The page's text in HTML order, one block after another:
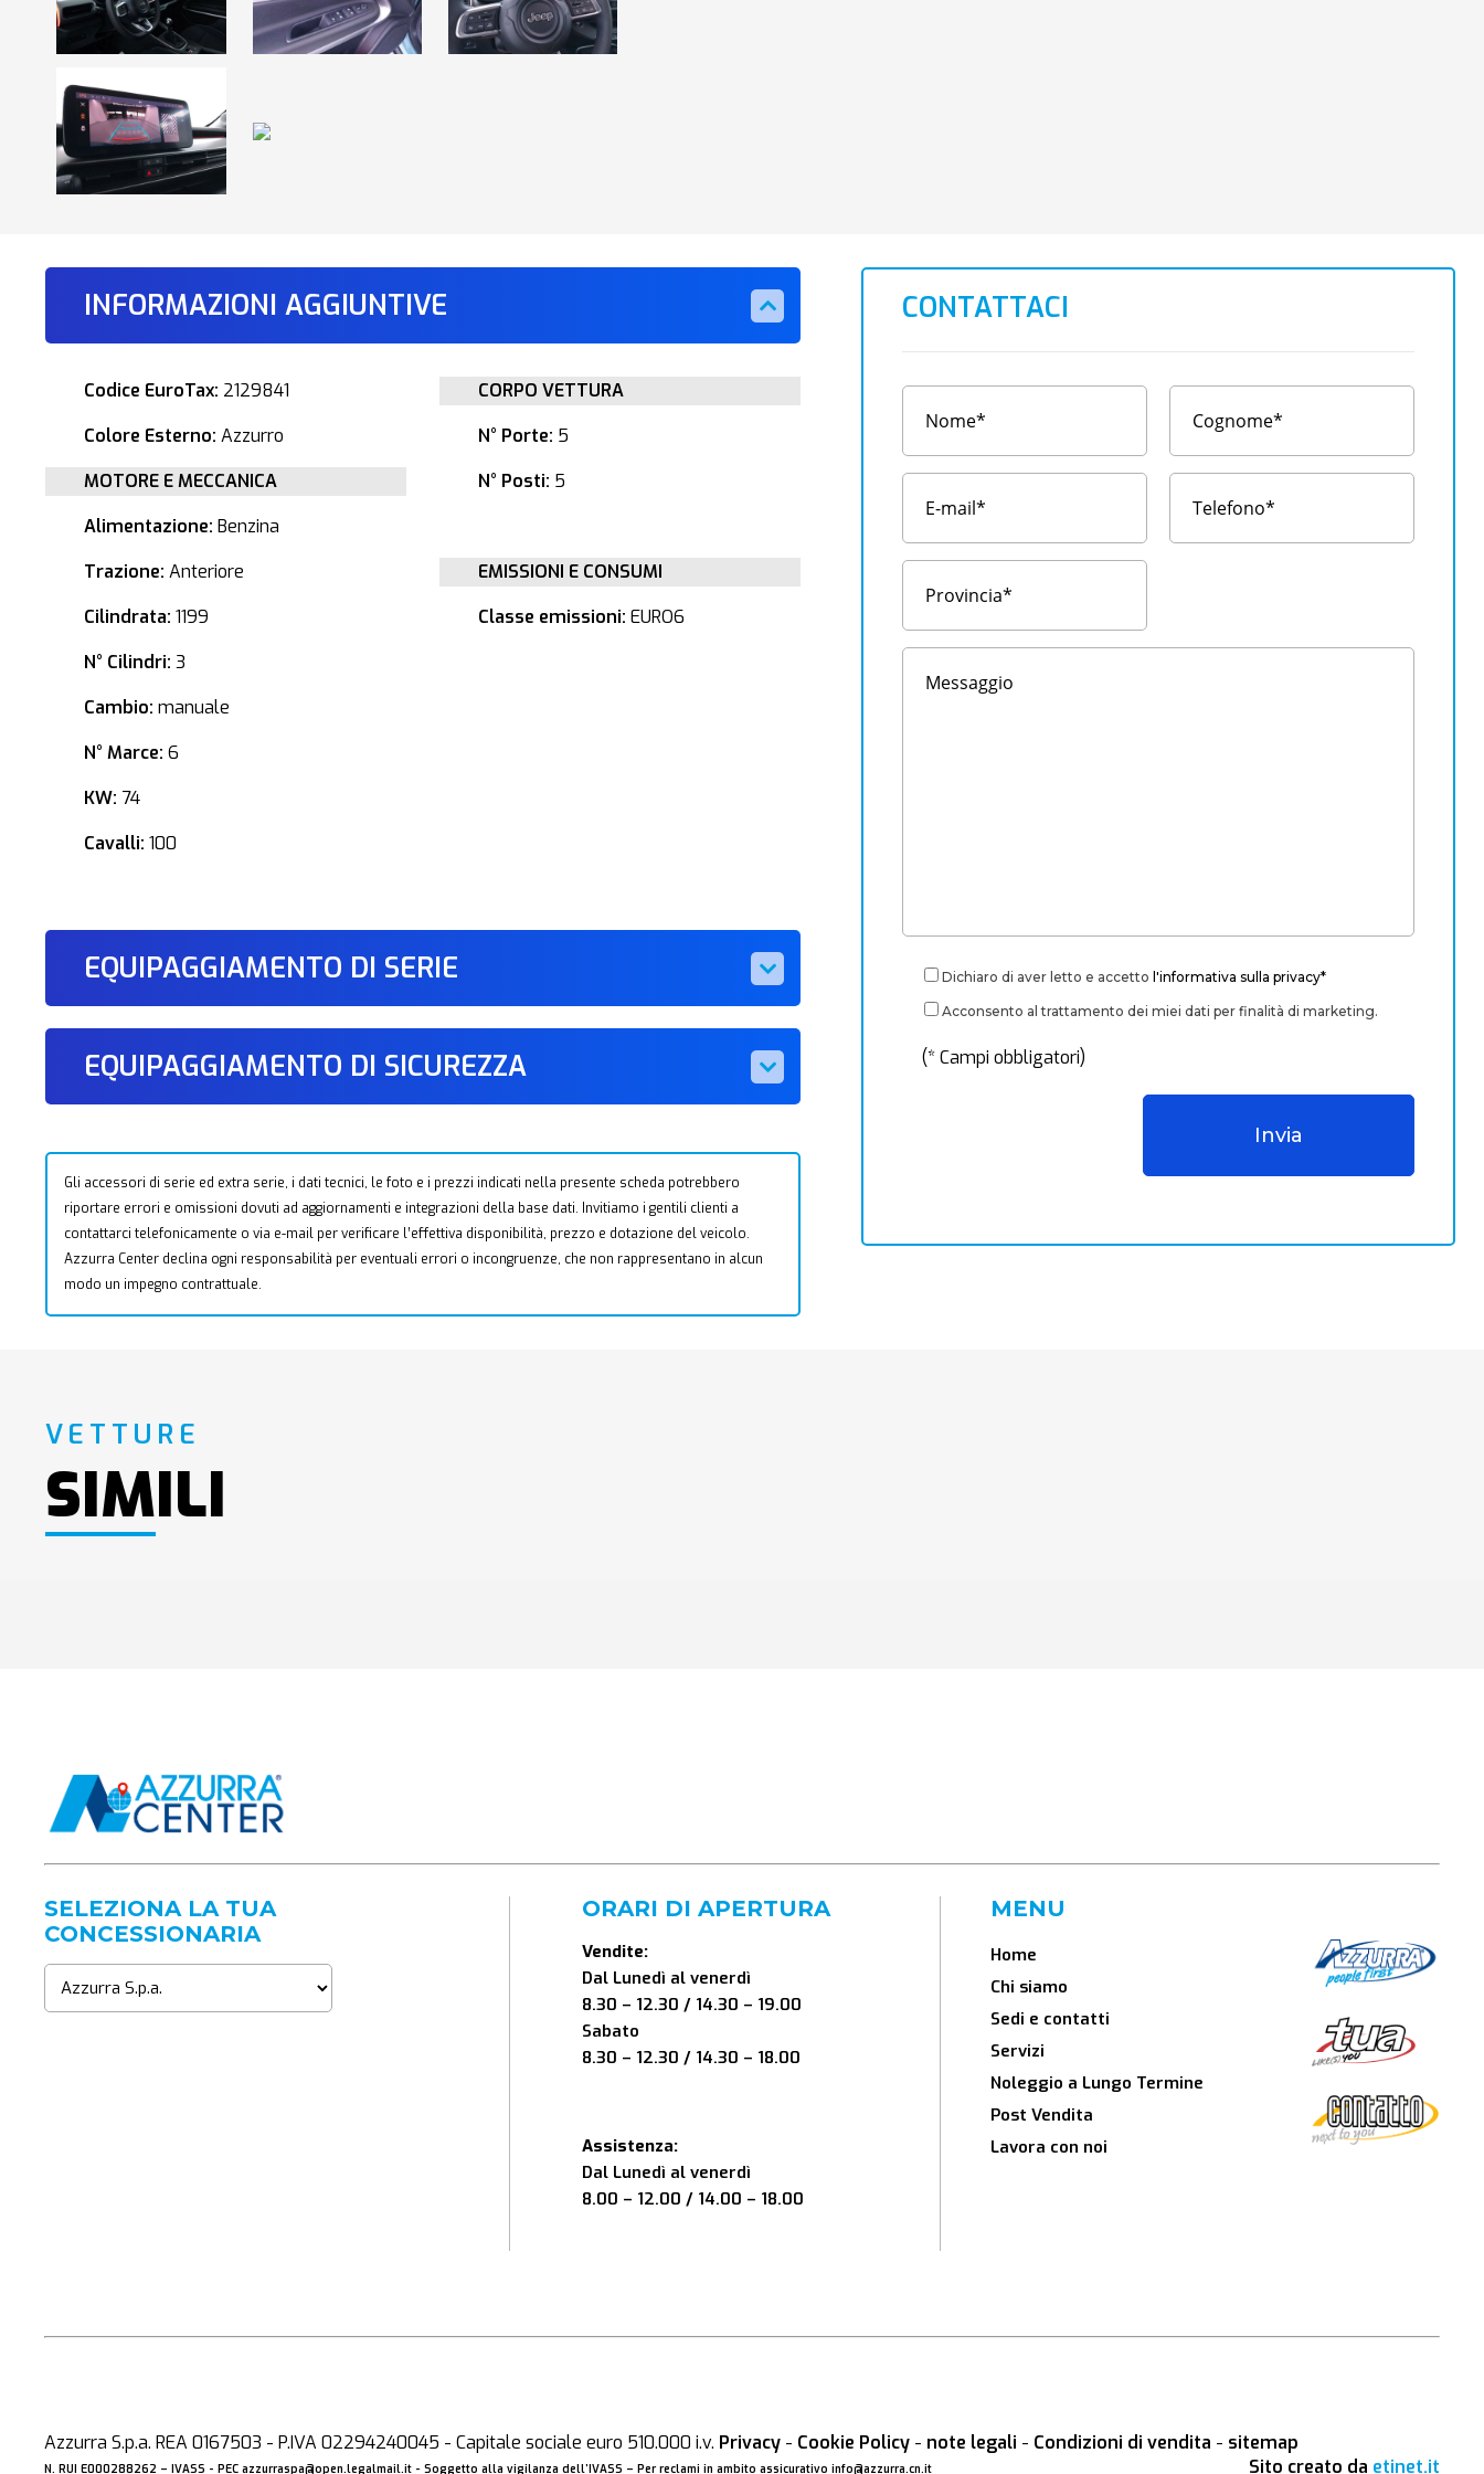
INFORMAZIONI AGGIUNTIVE
Codice EuroTax: 2129841
Colore Esterno: Azzurro
MOTORE E MECCANICA
Alimentazione: Benzina
Trazione: Anteriore
Cilindrata: 1199
N° Cilindri: 3
Cambio: manuale
N° Marce: 6
KW: 74
Cavalli: 100
CORPO VETTURA
N° Porte: 5
N° Posti: 5
EMISSIONI E CONSUMI
Classe emissioni: EURO6
EQUIPAGGIAMENTO DI SERIE
EQUIPAGGIAMENTO DI SICUREZZA
Gli accessori di serie ed extra serie, i dati tecnici, le foto e i prezzi indicati nella presente scheda potrebbero
riportare errori e omissioni dovuti ad aggiornamenti e integrazioni della base dati. Invitiamo i gentili clienti a
contattarci telefonicamente o via e-mail per verificare l’effettiva disponibilità, prezzo e dotazione del veicolo.
Azzurra Center declina ogni responsabilità per eventuali errori o incongruenze, che non rappresentano in alcun
modo un impegno contrattuale.
CONTATTACI
Dichiaro di aver letto e accetto l'informativa sulla privacy*
Acconsento al trattamento dei miei dati per finalità di marketing.
(* Campi obbligatori)
VETTURE
SIMILI
SELEZIONA LA TUA
CONCESSIONARIA
ORARI DI APERTURA
Vendite:
Dal Lunedì al venerdì
8.30 – 12.30 / 14.30 – 19.00
Sabato
8.30 – 12.30 / 14.30 – 18.00
Assistenza:
Dal Lunedì al venerdì
8.00 – 12.00 / 14.00 – 18.00
MENU
Home
Chi siamo
Sedi e contatti
Servizi
Noleggio a Lungo Termine
Post Vendita
Lavora con noi
Azzurra S.p.a. REA 0167503 - P.IVA 02294240045 - Capitale sociale euro 510.000 i.v. Privacy - Cookie Policy - note legali - Condizioni di vendita - sitemap
Sito creato da etinet.it
N. RUI E000288262 –IVASS - PECazzurraspa@open.legalmail.it - Soggetto alla vigilanza dell’IVASS – Per reclami in ambito assicurativoinfo@azzurra.cn.it